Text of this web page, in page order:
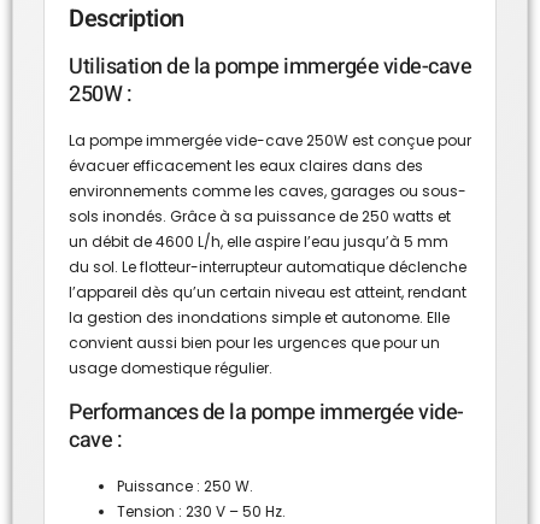
Description
Utilisation de la pompe immergée vide-cave
250W :
La pompe immergée vide-cave 250W est conçue pour
évacuer efficacement les eaux claires dans des
environnements comme les caves, garages ou sous-
sols inondés. Grâce à sa puissance de 250 watts et
un débit de 4600 L/h, elle aspire l’eau jusqu’à 5 mm
du sol. Le flotteur-interrupteur automatique déclenche
l’appareil dès qu’un certain niveau est atteint, rendant
la gestion des inondations simple et autonome. Elle
convient aussi bien pour les urgences que pour un
usage domestique régulier.
Performances de la pompe immergée vide-
cave :
Puissance : 250 W.
Tension : 230 V – 50 Hz.